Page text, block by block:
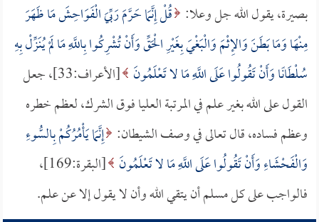
بصيرة، يقول الله جل وعلا: قُلْ إِنَّمَا حَرَّمَ رَبِّيَ الْفَوَاحِشَ مَا ظَهَرَ
مِنْهَا وَمَا بَطَنَ وَالإِثْمَ وَالْبَغْيَ بِغَيْرِ الْحَقِّ وَأَنْ تُشْرِكُوا بِاللَّهِ مَا لَمْ يُنَزِّلْ بِهِ
سُلْطَانًا وَأَنْ تَقُولُوا عَلَى اللَّهِ مَا لا تَعْلَمُونَ
[الأعراف:33]، جعل
القول على الله بغير علم في المرتبة العليا فوق الشرك، لعظم خطره
وعظم فساده، قال تعالى في وصف الشيطان: إِنَّمَا يَأْمُرُكُمْ بِالسُّوءِ
وَالْفَحْشَاءِ وَأَنْ تَقُولُوا عَلَى اللَّهِ مَا لا تَعْلَمُونَ
[البقرة:169]،
فالواجب على كل مسلم أن يتقي الله وأن لا يقول إلا عن علم.